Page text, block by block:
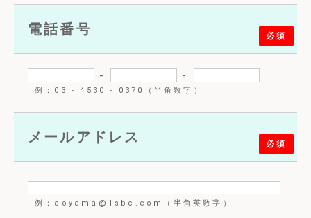
電話番号 必須
- -
例：03 - 4530 - 0370（半角数字）
メールアドレス 必須
例：aoyama@1sbc.com（半角英数字）